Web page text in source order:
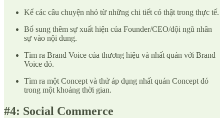
Kể các câu chuyện nhỏ từ những chi tiết có thật trong thực tế.
Bổ sung thêm sự xuất hiện của Founder/CEO/đội ngũ nhân
sự vào nội dung.
Tìm ra Brand Voice của thương hiệu và nhất quán với Brand
Voice đó.
Tìm ra một Concept và thử áp dụng nhất quán Concept đó
trong một khoảng thời gian.
#4: Social Commerce